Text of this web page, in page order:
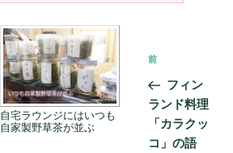
自宅ラウンジにはいつも
自家製野草茶が並ぶ
前
の
投
稿
前
フィン
ランド料理
「カラクッ
コ」の語